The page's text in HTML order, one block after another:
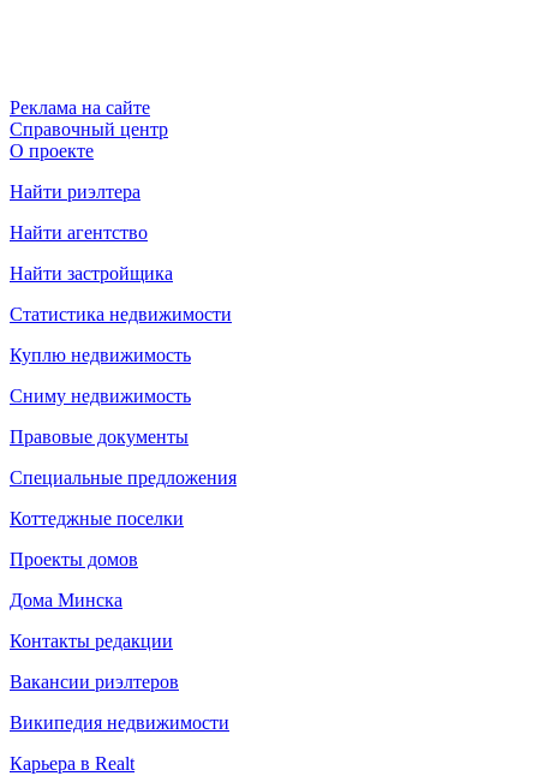
Реклама на сайте
Справочный центр
О проекте
Найти риэлтера
Найти агентство
Найти застройщика
Статистика недвижимости
Куплю недвижимость
Сниму недвижимость
Правовые документы
Специальные предложения
Коттеджные поселки
Проекты домов
Дома Минска
Контакты редакции
Вакансии риэлтеров
Википедия недвижимости
Карьера в Realt